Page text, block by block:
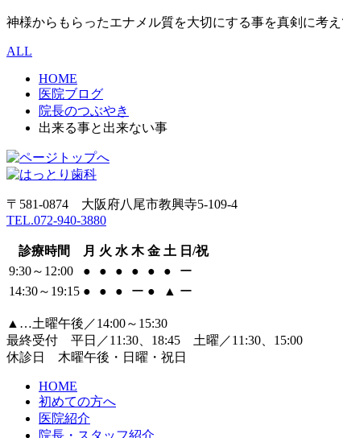
神様からもらったエナメル質を大切にする事を真剣に考え
ALL
HOME
医院ブログ
院長のつぶやき
出来る事と出来ない事
〒581-0874 大阪府八尾市教興寺5-109-4
TEL.072-940-3880
診療時間 月 火 水 木 金 土 日/祝
9:30～12:00
● ● ● ● ● ●
ー
14:30～19:15 ● ● ● ー ● ▲ ー
▲…土曜午後／14:00～15:30
最終受付 平日／11:30、18:45 土曜／11:30、15:00
休診日 木曜午後・日曜・祝日
HOME
初めての方へ
医院紹介
院長・スタッフ紹介